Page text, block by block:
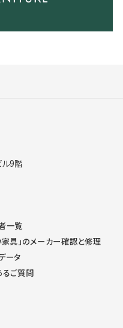
9階
一覧
家具」のメーカー確認と修理
ータ
るご質問